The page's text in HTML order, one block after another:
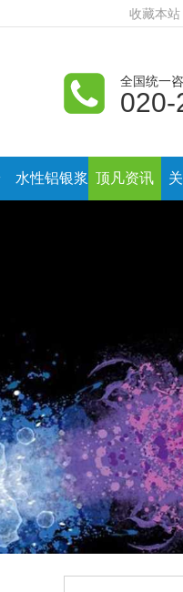
收藏本站
全国统一
020-
水性铝银浆 顶凡资讯